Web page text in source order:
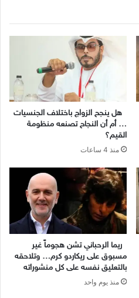
هل ينجح الزواج باختلاف الجنسيات
… أم أن النجاح تصنعه منظومة
القيم؟
منذ 4 ساعات
ريما الرحباني تشن هجوماً غير
مسبوق على ريكاردو كرم… وتلاحقه
بالتعليق نفسه على كل منشوراته
منذ يوم واحد